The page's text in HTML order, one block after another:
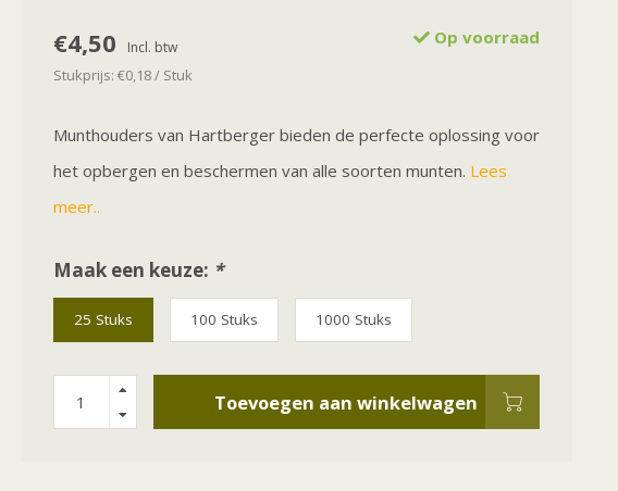
€4,50 Incl. btw Op voorraad
Stukprijs: €0,18 / Stuk
Munthouders van Hartberger bieden de perfecte oplossing voor
het opbergen en beschermen van alle soorten munten. Lees
meer..
Maak een keuze: *
25 Stuks 100 Stuks 1000 Stuks
Toevoegen aan winkelwagen